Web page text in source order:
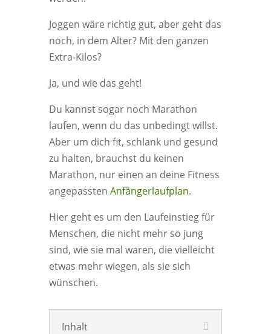
Joggen wäre richtig gut, aber geht das
noch, in dem Alter? Mit den ganzen
Extra-Kilos?
Ja, und wie das geht!
Du kannst sogar noch Marathon
laufen, wenn du das unbedingt willst.
Aber um dich fit, schlank und gesund
zu halten, brauchst du keinen
Marathon, nur einen an deine Fitness
angepassten Anfängerlaufplan.
Hier geht es um den Laufeinstieg für
Menschen, die nicht mehr so jung
sind, wie sie mal waren, die vielleicht
etwas mehr wiegen, als sie sich
wünschen.
Inhalt